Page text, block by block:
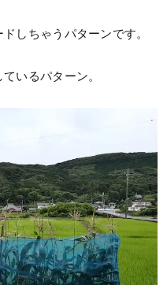
しちゃうパターンです。
いるパターン。